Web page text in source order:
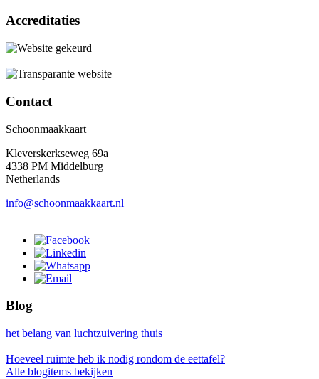
Accreditaties
Contact
Schoonmaakkaart
Kleverskerkseweg 69a
4338 PM Middelburg
Netherlands
info@schoonmaakkaart.nl
Blog
het belang van luchtzuivering thuis
Hoeveel ruimte heb ik nodig rondom de eettafel?
Alle blogitems bekijken